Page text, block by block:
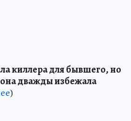
киллера для бывшего, но
дважды избежала
)